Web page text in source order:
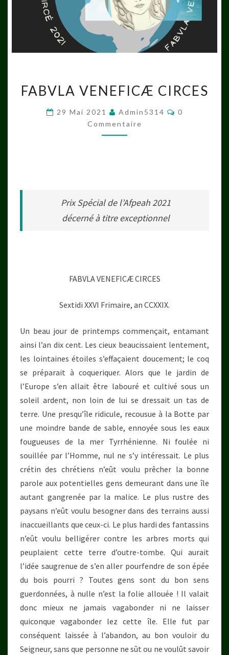
VENEFICÆ
FABVLA VENEFICÆ CIRCES
29 Mai 2021 Admin5314
0
Commentaire
Prix Spécial de l’Afpeah 2021
décerné à titre exceptionnel
FABVLA VENEFICÆ CIRCES
Sextidi XXVI Frimaire, an CCXXIX.
Un beau jour de printemps commençait, entamant
ainsi l’an dix cent. Les cieux beaucissaient lentement,
les lointaines étoiles s’effaçaient doucement; le coq
se préparait à coqueriquer. Alors que le jardin de
l’Europe s’en allait être labouré et cultivé sous un
soleil ardent, non loin de lui se dressait un tas de
terre. Une presqu’île ridicule, recousue à la Botte par
une moindre bande de sable, ennoyée sous les eaux
fougueuses de la mer Tyrrhénienne. Ni foulée ni
souillée par l’Homme, nul ne s’y intéressait. Le plus
crétin des chrétiens n’eût voulu prêcher la bonne
parole aux potentielles gens demeurant dans une île
autant gangrenée par la malice. Le plus rustre des
paysans n’eût voulu besogner dans des terrains aussi
inaccueillants que ceux-ci. Le plus hardi des fantassins
n’eût voulu belligérer contre les arbres morts qui
peuplaient cette terre d’outre-tombe. Qui aurait
l’idée saugrenue de s’en aller pourfendre de son épée
du bois pourri ? Toutes gens sont du bon sens
guerdonnées, à nulle n’est la folie allouée ! Il valait
donc mieux ne jamais vagabonder ni ne laisser
quiconque vagabonder lez cette île. Elle fut par
conséquent laissée à l’abandon, au bon vouloir du
Seigneur, sans que personne ne sût ou ne voulût savoir